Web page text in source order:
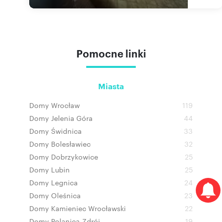
Pomocne linki
Miasta
Domy Wrocław
119
Domy Jelenia Góra
44
Domy Świdnica
33
Domy Bolesławiec
32
Domy Dobrzykowice
25
Domy Lubin
25
Domy Legnica
24
Domy Oleśnica
23
Domy Kamieniec Wrocławski
22